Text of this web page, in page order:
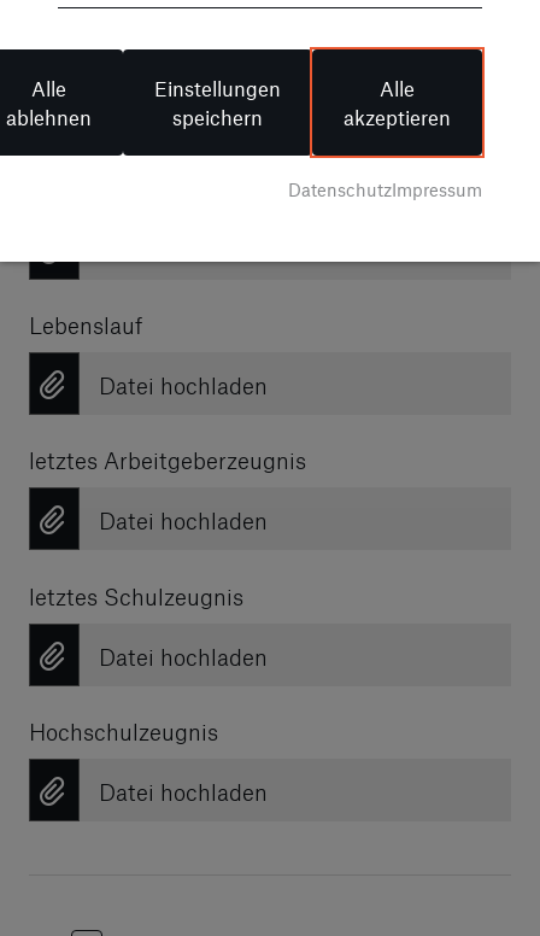
Foto
Datei hochladen
Anschreiben / Komplette Unterlagen*
Lebenslauf
Datei hochladen
letztes Arbeitgeberzeugnis
Datei hochladen
letztes Schulzeugnis
Datei hochladen
Hochschulzeugnis
Datei hochladen
Alle
ablehnen
Einstellungen
speichern
Alle
akzeptieren
DatenschutzImpressum